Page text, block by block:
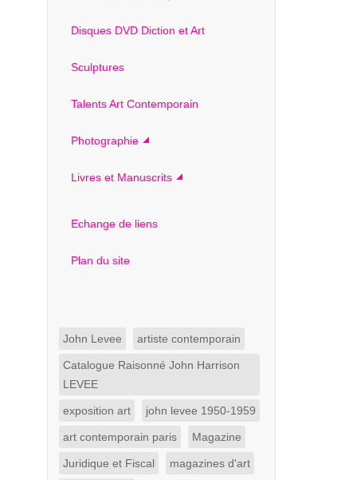
Disques DVD Diction et Art
Sculptures
Talents Art Contemporain
Photographie
Livres et Manuscrits
Echange de liens
Plan du site
John Levee artiste contemporain
Catalogue Raisonné John Harrison
LEVEE
exposition art john levee 1950-1959
art contemporain paris Magazine
Juridique et Fiscal magazines d'art